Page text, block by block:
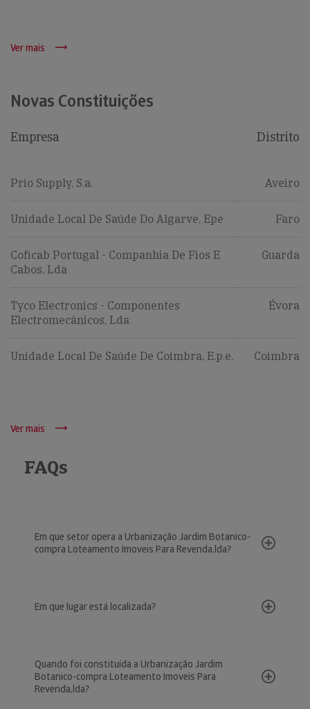
Ver mais
Novas Constituições
Empresa Distrito
Prio Supply, S.a. Aveiro
Unidade Local De Saúde Do Algarve, Epe Faro
Coficab Portugal - Companhia De Fios E
Cabos, Lda
Guarda
Tyco Electronics - Componentes
Electromecânicos, Lda
Évora
Unidade Local De Saúde De Coimbra, E.p.e. Coimbra
Ver mais
FAQs
Em que setor opera a Urbanização Jardim Botanico-
compra Loteamento Imoveis Para Revenda,lda?
Em que lugar está localizada?
Quando foi constituída a Urbanização Jardim
Botanico-compra Loteamento Imoveis Para
Revenda,lda?